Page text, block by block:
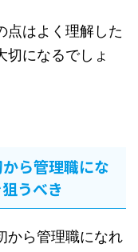
点はよく理解した
切になるでしょ
ら管理職にな
うべき
から管理職になれ